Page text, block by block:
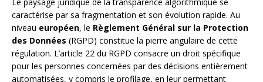
caractérise par sa fragmentation et son évolution rapide. Au
niveau européen, le Règlement Général sur la Protection
des Données (RGPD) constitue la pierre angulaire de cette
régulation. L’article 22 du RGPD consacre un droit spécifique
pour les personnes concernées par des décisions entièrement
automatisées, y compris le profilage, en leur permettant